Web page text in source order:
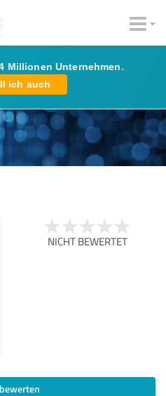
Millionen Unternehmen.
ich auch
NICHT BEWERTET